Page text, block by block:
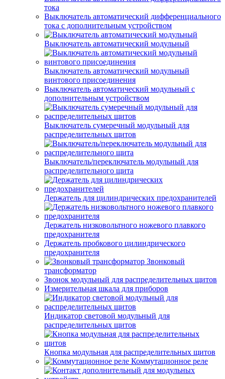
тока
Выключатель автоматический дифференциального
тока с дополнительным устройством
Выключатель автоматический модульный
Выключатель автоматический модульный
винтового присоединения
Выключатель автоматический модульный с
дополнительным устройством
Выключатель сумеречный модульный для
распределительных щитов
Выключатель/переключатель модульный для
распределительного щита
Держатель для цилиндрических предохранителей
Держатель низковольтного ножевого плавкого
предохранителя
Держатель пробкового цилиндрического
предохранителя
Звонковый
трансформатор
Звонок модульный для распределительных щитов
Измерительная шкала для приборов
Индикатор световой модульный для
распределительных щитов
Кнопка модульная для распределительных щитов
Коммутационное реле